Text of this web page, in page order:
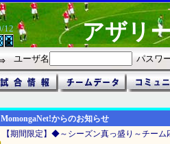
12 アザリ
ユーザ名
パスワ
MomongaNet!からのお知らせ
【期間限定】◆～シーズン真っ盛り～チー